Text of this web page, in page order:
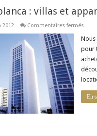
: villas et
2012 Commentaires ferméssur
villas
et
de
Nous
pour
En